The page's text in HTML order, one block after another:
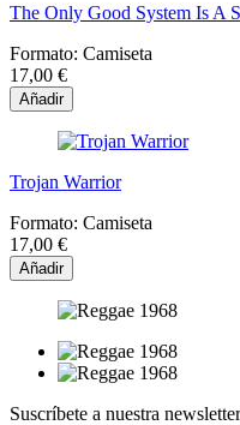
The Only Good System Is A
Formato: Camiseta
17,00 €
Añadir
Trojan Warrior
Formato: Camiseta
17,00 €
Añadir
Suscríbete a nuestra newsletter